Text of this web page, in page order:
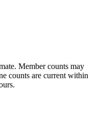
Member counts may
counts are current within